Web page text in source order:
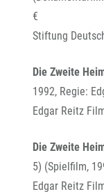
€
Stiftung
Die Zweite
1992, Regie:
Edgar Reitz
Die Zweite
5) (Spielfilm,
Edgar Reitz